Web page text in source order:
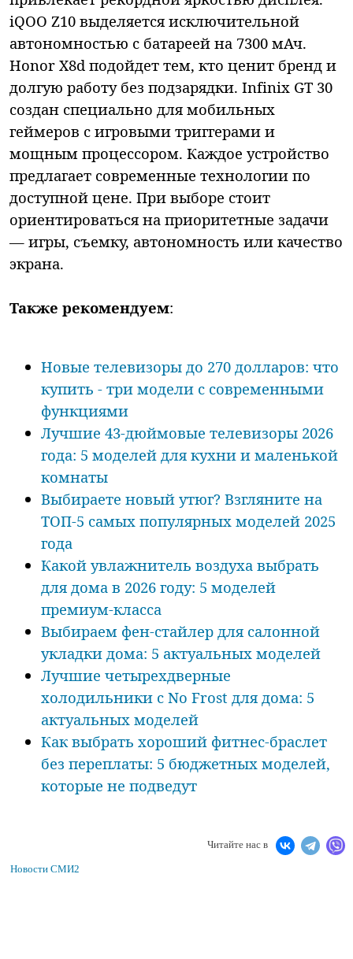
iQOO Z10 выделяется исключительной
автономностью с батареей на 7300 мАч.
Honor X8d подойдет тем, кто ценит бренд и
долгую работу без подзарядки. Infinix GT 30
создан специально для мобильных
геймеров с игровыми триггерами и
мощным процессором. Каждое устройство
предлагает современные технологии по
доступной цене. При выборе стоит
ориентироваться на приоритетные задачи
— игры, съемку, автономность или качество
экрана.
Также рекомендуем:
Новые телевизоры до 270 долларов: что
купить - три модели с современными
функциями
Лучшие 43-дюймовые телевизоры 2026
года: 5 моделей для кухни и маленькой
комнаты
Выбираете новый утюг? Взгляните на
ТОП-5 самых популярных моделей 2025
года
Какой увлажнитель воздуха выбрать
для дома в 2026 году: 5 моделей
премиум-класса
Выбираем фен-стайлер для салонной
укладки дома: 5 актуальных моделей
Лучшие четырехдверные
холодильники с No Frost для дома: 5
актуальных моделей
Как выбрать хороший фитнес-браслет
без переплаты: 5 бюджетных моделей,
которые не подведут
Читайте нас в
Новости СМИ2